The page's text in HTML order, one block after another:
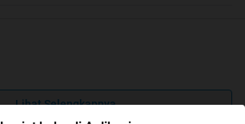
Lihat Selengkapnya